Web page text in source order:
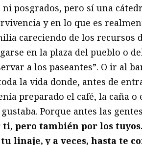
posgrados, pero sí una
y en lo que es
careciendo de los recursos
en la plaza del pueblo o
a los paseantes”. O ir al
la vida donde, antes de
preparado el café, la caña o
Porque antes las
pero también por los
linaje, y a veces, hasta te